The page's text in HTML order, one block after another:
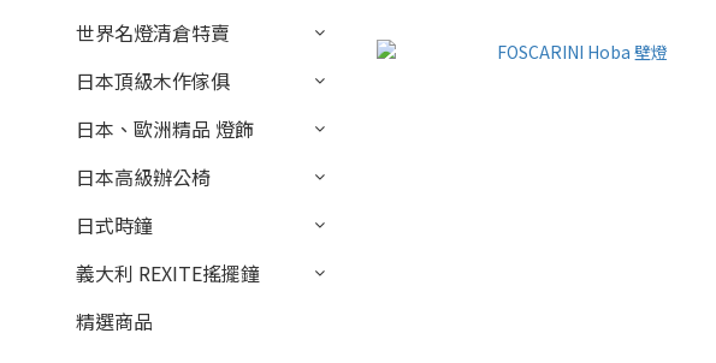
世界名燈清倉特賣
日本頂級木作傢俱
日本、歐洲精品 燈飾
日本高級辦公椅
日式時鐘
義大利 REXITE搖擺鐘
精選商品